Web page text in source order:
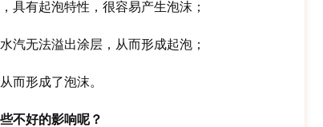
具有起泡特性，很容易产生泡沫；
汽无法溢出涂层，从而形成起泡；
而形成了泡沫。
不好的影响呢？